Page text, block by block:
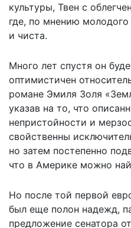
культуры, Твен с
где, по мнению
и чиста.
Много лет спустя он
оптимистичен
романе Эмиля Золя
указав на то, что
непристойности и
свойственны
но затем постепенно
что в Америке можно
Но после той первой
был еще полон надежд,
предложение сенатора